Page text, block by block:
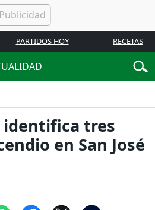
PARTIDOS HOY RECETAS
identifica tres
en San José